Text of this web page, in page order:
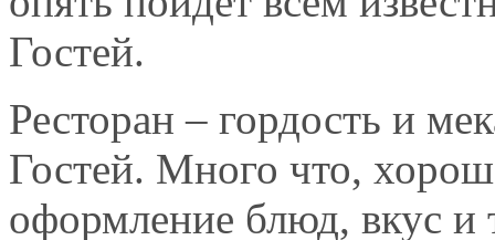
Гостей.
Ресторан – гордость и
Гостей. Много что,
оформление блюд, вкус и